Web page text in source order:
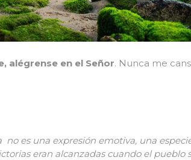
alégrense en el Señor. Nunca me
es una expresión emotiva, una
eran alcanzadas cuando el pueblo